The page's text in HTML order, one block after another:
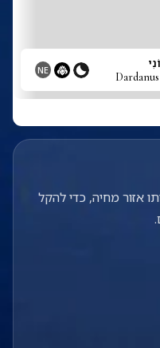
NE
אזור מחיה, כדי להקל